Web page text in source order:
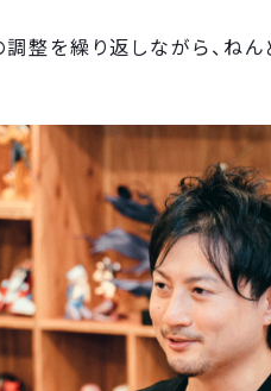
整を繰り返しながら、ね